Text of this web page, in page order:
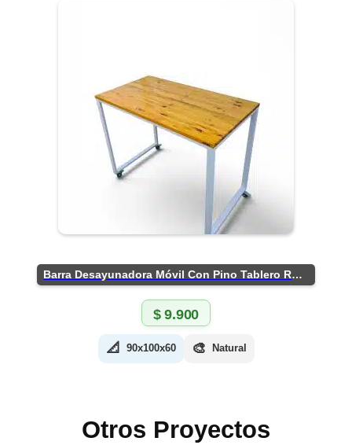
Barra Desayunadora Móvil Con Pino Tablero Rústico
$9.900
📐 90x100x60 🎨 Natural
Otros Proyectos